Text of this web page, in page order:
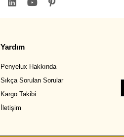
Yardım
Penyelux Hakkında
Sıkça Sorulan Sorular
Kargo Takibi
İletişim